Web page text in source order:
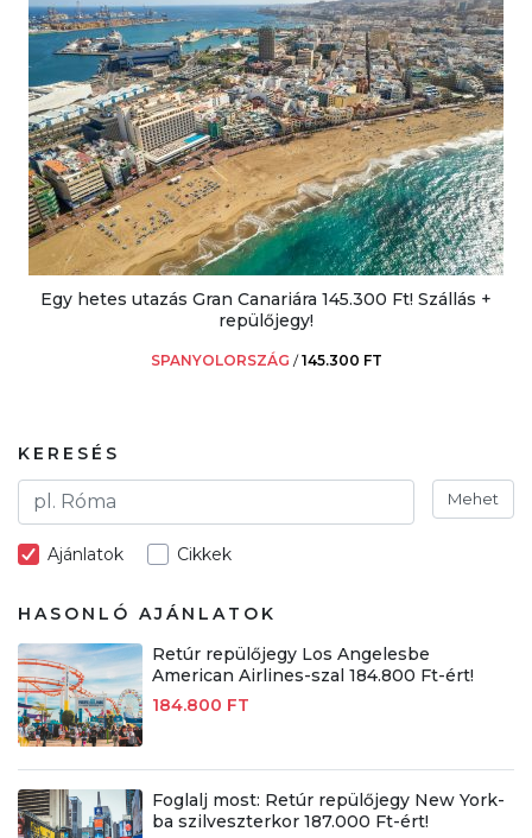
Egy hetes utazás Gran Canariára 145.300 Ft! Szállás +
repülőjegy!
SPANYOLORSZÁG /145.300 FT
KERESÉS
Mehet
Ajánlatok Cikkek
HASONLÓ AJÁNLATOK
Retúr repülőjegy Los Angelesbe
American Airlines-szal 184.800 Ft-ért!
184.800 FT
Foglalj most: Retúr repülőjegy New York-
ba szilveszterkor 187.000 Ft-ért!